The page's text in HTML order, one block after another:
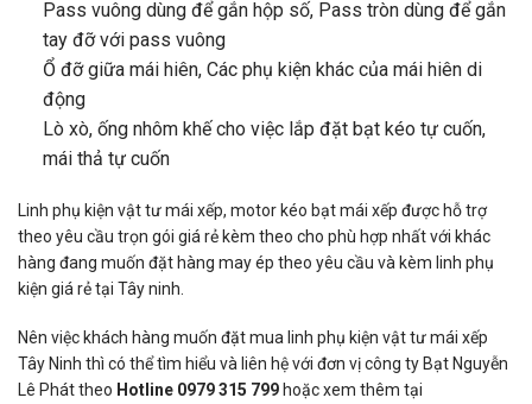
Pass vuông dùng để gắn hộp số, Pass tròn dùng để gắn
tay đỡ với pass vuông
Ổ đỡ giữa mái hiên, Các phụ kiện khác của mái hiên di
động
Lò xò, ống nhôm khế cho việc lắp đặt bạt kéo tự cuốn,
mái thả tự cuốn
Linh phụ kiện vật tư mái xếp, motor kéo bạt mái xếp được hỗ trợ
theo yêu cầu trọn gói giá rẻ kèm theo cho phù hợp nhất với khác
hàng đang muốn đặt hàng may ép theo yêu cầu và kèm linh phụ
kiện giá rẻ tại Tây ninh.
Nên việc khách hàng muốn đặt mua linh phụ kiện vật tư mái xếp
Tây Ninh thì có thể tìm hiểu và liên hệ với đơn vị công ty Bạt Nguyễn
Lê Phát theo Hotline 0979 315 799hoặc xem thêm tại